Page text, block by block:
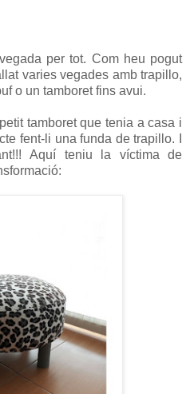
per tot. Com heu pogut
varies vegades amb trapillo,
o un tamboret fins avui.
tamboret que tenia a casa i
fent-li una funda de trapillo. I
Aquí teniu la víctima de